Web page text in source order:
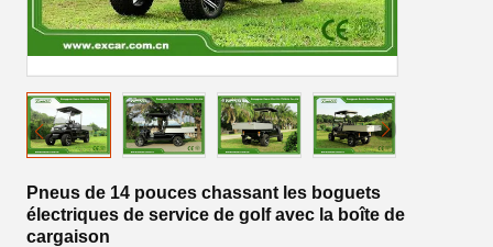
Pneus de 14 pouces chassant les boguets
électriques de service de golf avec la boîte de
cargaison